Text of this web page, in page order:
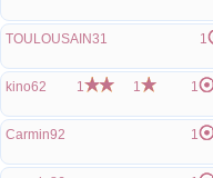
TOULOUSAIN31 1
kino62 1 1 1
Carmin92 1